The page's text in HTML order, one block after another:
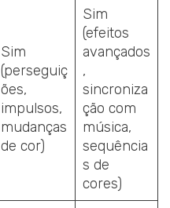
Sim
(perseguiç
ões,
impulsos,
mudanças
de cor)
Sim
(efeitos
avançados
,
sincroniza
ção com
música,
sequência
s de
cores)